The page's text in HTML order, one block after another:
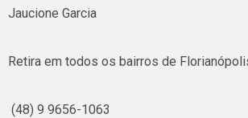
Jaucione Garcia
Retira em todos os bairros de
(48) 9 9656-1063